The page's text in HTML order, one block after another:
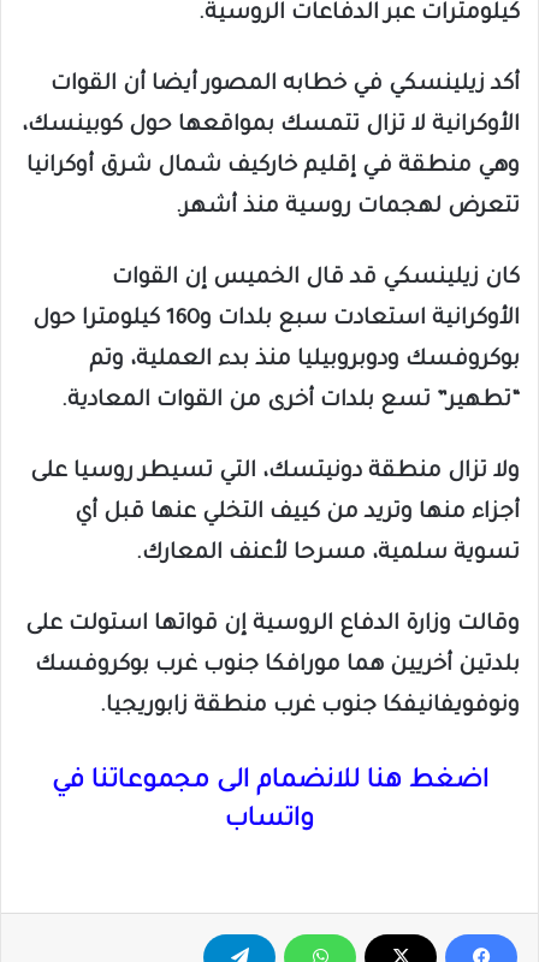
كيلومترات عبر الدفاعات الروسية.
أكد زيلينسكي في خطابه المصور أيضا أن القوات
الأوكرانية لا تزال تتمسك بمواقعها حول كوبينسك،
وهي منطقة في إقليم خاركيف شمال شرق أوكرانيا
تتعرض لهجمات روسية منذ أشهر.
كان زيلينسكي قد قال الخميس إن القوات
الأوكرانية استعادت سبع بلدات و160 كيلومترا حول
بوكروفسك ودوبروبيليا منذ بدء العملية، وتم
“تطهير” تسع بلدات أخرى من القوات المعادية.
ولا تزال منطقة دونيتسك، التي تسيطر روسيا على
أجزاء منها وتريد من كييف التخلي عنها قبل أي
تسوية سلمية، مسرحا لأعنف المعارك.
وقالت وزارة الدفاع الروسية إن قواتها استولت على
بلدتين أخريين هما مورافكا جنوب غرب بوكروفسك
ونوفويفانيفكا جنوب غرب منطقة زابوريجيا.
اضغط هنا للانضمام الى مجموعاتنا في
واتساب